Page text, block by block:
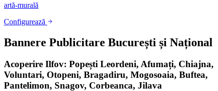
artă-murală
Configurează
Bannere Publicitare București și Național
Acoperire Ilfov: Popești Leordeni, Afumați, Chiajna,
Voluntari, Otopeni, Bragadiru, Mogosoaia, Buftea,
Pantelimon, Snagov, Corbeanca, Jilava